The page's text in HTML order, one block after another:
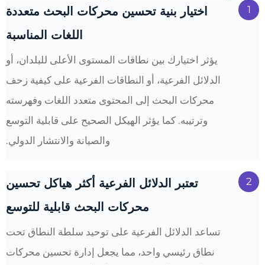
1
اختيار بنية تحسين محركات البحث متعددة
اللغات المناسبة
يؤثر اختيارك بين نطاقات المستوى الأعلى للبلدان، أو
الدلائل الفرعية، أو النطاقات الفرعية على كيفية زحف
محركات البحث إلى المحتوى متعدد اللغات وفهرسته
وترتيبه. كما يؤثر الهيكل الصحيح على قابلية التوسع
والصيانة والانتشار الدولي.
2
تعتبر الدلائل الفرعية أكثر هياكل تحسين
محركات البحث قابلية للتوسع
تساعد الدلائل الفرعية على توحيد سلطة النطاق تحت
نطاق رئيسي واحد، مما يجعل إدارة تحسين محركات